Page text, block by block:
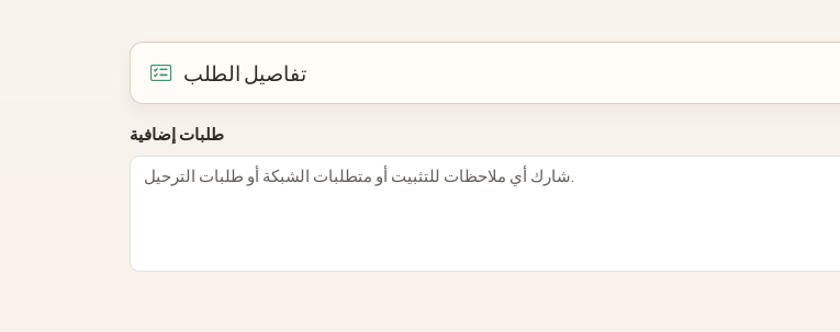
تفاصيل الطلب
طلبات إضافية